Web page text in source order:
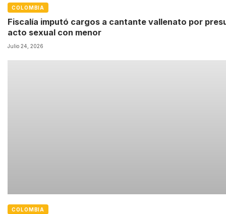
COLOMBIA
Fiscalía imputó cargos a cantante vallenato por
acto sexual con menor
Julio 24, 2026
COLOMBIA